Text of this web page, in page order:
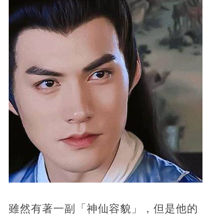
雖然有著一副「神仙容貌」，但是他的